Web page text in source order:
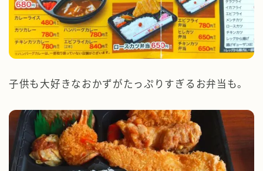
子供も大好きなおかずがたっぷりすぎるお弁当も。